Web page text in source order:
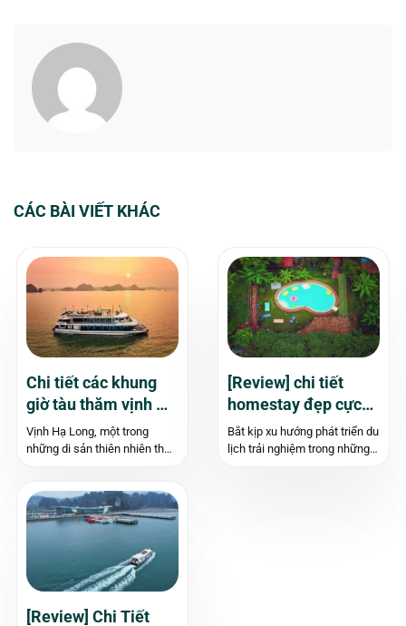
CÁC BÀI VIẾT KHÁC
Chi tiết các khung
giờ tàu thăm vịnh Hạ
Long trong ngày (
Sáng, chiều, tối)
Vịnh Hạ Long, một trong
những di sản thiên nhiên thế
điểm đến hấp dẫn cho du
khách trong và ngoài nước.
[Review] chi tiết
homestay đẹp cực
chất ở Hạ Long
Bắt kịp xu hướng phát triển du
lịch trải nghiệm trong những
[Review] Chi Tiết